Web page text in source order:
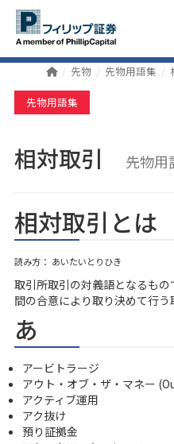
先物 先物用語集
先物用語集
相対取引 先物用
相対取引とは
読み方： あいたいとりひき
取引所取引の対義語となるも
間の合意により取り決めて行う
あ
アービトラージ
アウト・オブ・ザ・マネー
アクティブ運用
アク抜け
預り証拠金